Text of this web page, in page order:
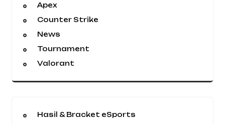
Apex
Counter Strike
News
Tournament
Valorant
Hasil & Bracket eSports